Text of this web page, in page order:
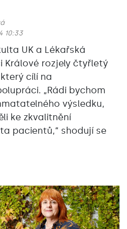
10:33
UK a Lékařská
Králové rozjely čtyřletý
cílí na
„Rádi bychom
výsledku,
ke zkvalitnění
pacientů,“ shodují se